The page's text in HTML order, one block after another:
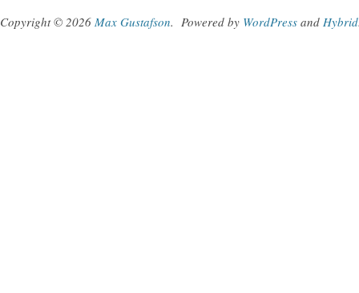
Copyright © 2026 Max Gustafson. Powered by WordPress and Hybrid